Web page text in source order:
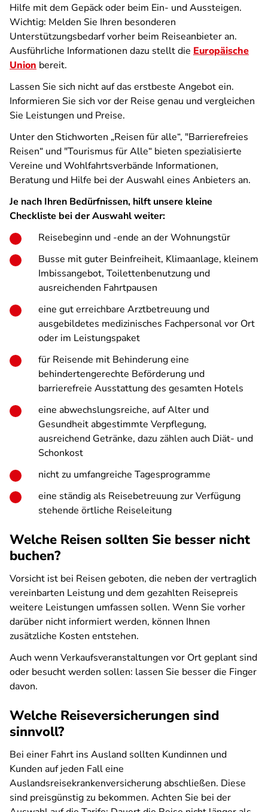
Hilfe mit dem Gepäck oder beim Ein- und Aussteigen.
Wichtig: Melden Sie Ihren besonderen
Unterstützungsbedarf vorher beim Reiseanbieter an.
Ausführliche Informationen dazu stellt die Europäische
Union bereit.
Lassen Sie sich nicht auf das erstbeste Angebot ein.
Informieren Sie sich vor der Reise genau und vergleichen
Sie Leistungen und Preise.
Unter den Stichworten „Reisen für alle“, "Barrierefreies
Reisen“ und "Tourismus für Alle“ bieten spezialisierte
Vereine und Wohlfahrtsverbände Informationen,
Beratung und Hilfe bei der Auswahl eines Anbieters an.
Je nach Ihren Bedürfnissen, hilft unsere kleine
Checkliste bei der Auswahl weiter:
Reisebeginn und -ende an der Wohnungstür
Busse mit guter Beinfreiheit, Klimaanlage, kleinem
Imbissangebot, Toilettenbenutzung und
ausreichenden Fahrtpausen
eine gut erreichbare Arztbetreuung und
ausgebildetes medizinisches Fachpersonal vor Ort
oder im Leistungspaket
für Reisende mit Behinderung eine
behindertengerechte Beförderung und
barrierefreie Ausstattung des gesamten Hotels
eine abwechslungsreiche, auf Alter und
Gesundheit abgestimmte Verpflegung,
ausreichend Getränke, dazu zählen auch Diät- und
Schonkost
nicht zu umfangreiche Tagesprogramme
eine ständig als Reisebetreuung zur Verfügung
stehende örtliche Reiseleitung
Welche Reisen sollten Sie besser nicht
buchen?
Vorsicht ist bei Reisen geboten, die neben der vertraglich
vereinbarten Leistung und dem gezahlten Reisepreis
weitere Leistungen umfassen sollen. Wenn Sie vorher
darüber nicht informiert werden, können Ihnen
zusätzliche Kosten entstehen.
Auch wenn Verkaufsveranstaltungen vor Ort geplant sind
oder besucht werden sollen: lassen Sie besser die Finger
davon.
Welche Reiseversicherungen sind
sinnvoll?
Bei einer Fahrt ins Ausland sollten Kundinnen und
Kunden auf jeden Fall eine
Auslandsreisekrankenversicherung abschließen. Diese
sind preisgünstig zu bekommen. Achten Sie bei der